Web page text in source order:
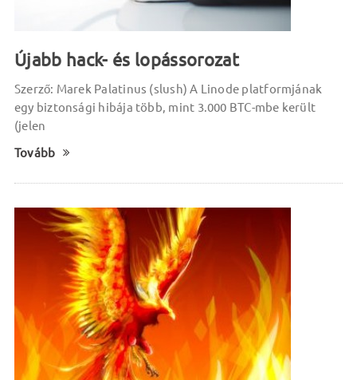
Újabb hack- és lopássorozat
Szerző: Marek Palatinus (slush) A Linode platformjának
egy biztonsági hibája több, mint 3.000 BTC-mbe került
(jelen
Tovább